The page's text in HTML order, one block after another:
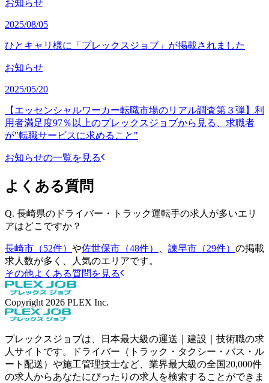
お知らせ
2025/08/05
ひとキャリ様に「プレックスジョブ」が掲載されました
お知らせ
2025/05/20
【エッセンシャルワーカー転職市場のリアル調査第３弾】利
用者満足度97％以上のプレックスジョブから見る、求職者
が"転職サービスに求めること"
お知らせの一覧を見る
よくある質問
Q. 長崎県のドライバー・トラック運転手の求人が多いエリ
アはどこですか？
長崎市（52件） や佐世保市（48件） 諫早市（29件） の掲載
求人数が多く、人気のエリアです。
その他よくある質問を見る
Copyright 2026 PLEX Inc.
プレックスジョブは、日本最大級の運送｜建設｜技術職の求
人サイトです。ドライバー（トラック・タクシー・バス・ル
ート配送）や施工管理技士など、業界最大級の全国20,000件
の求人からあなたにぴったりの求人を検索することができま